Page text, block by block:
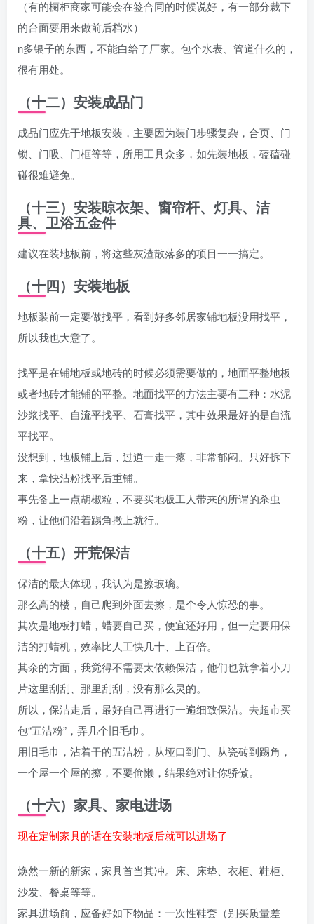
（有的橱柜商家可能会在签合同的时候说好，有一部分裁下
的台面要用来做前后档水）
n多银子的东西，不能白给了厂家。包个水表、管道什么的，
很有用处。
（十二）安装成品门
成品门应先于地板安装，主要因为装门步骤复杂，合页、门
锁、门吸、门框等等，所用工具众多，如先装地板，磕磕碰
碰很难避免。
（十三）安装晾衣架、窗帘杆、灯具、洁
具、卫浴五金件
建议在装地板前，将这些灰渣散落多的项目一一搞定。
（十四）安装地板
地板装前一定要做找平，看到好多邻居家铺地板没用找平，
所以我也大意了。
找平是在铺地板或地砖的时候必须需要做的，地面平整地板
或者地砖才能铺的平整。地面找平的方法主要有三种：水泥
沙浆找平、自流平找平、石膏找平，其中效果最好的是自流
平找平。
没想到，地板铺上后，过道一走一瘪，非常郁闷。只好拆下
来，拿快沾粉找平后重铺。
事先备上一点胡椒粒，不要买地板工人带来的所谓的杀虫
粉，让他们沿着踢角撒上就行。
（十五）开荒保洁
保洁的最大体现，我认为是擦玻璃。
那么高的楼，自己爬到外面去擦，是个令人惊恐的事。
其次是地板打蜡，蜡要自己买，便宜还好用，但一定要用保
洁的打蜡机，效率比人工快几十、上百倍。
其余的方面，我觉得不需要太依赖保洁，他们也就拿着小刀
片这里刮刮、那里刮刮，没有那么灵的。
所以，保洁走后，最好自己再进行一遍细致保洁。去超市买
包“五洁粉”，弄几个旧毛巾。
用旧毛巾，沾着干的五洁粉，从垭口到门、从瓷砖到踢角，
一个屋一个屋的擦，不要偷懒，结果绝对让你骄傲。
（十六）家具、家电进场
现在定制家具的话在安装地板后就可以进场了
焕然一新的新家，家具首当其冲。床、床垫、衣柜、鞋柜、
沙发、餐桌等等。
家具进场前，应备好如下物品：一次性鞋套（别买质量差